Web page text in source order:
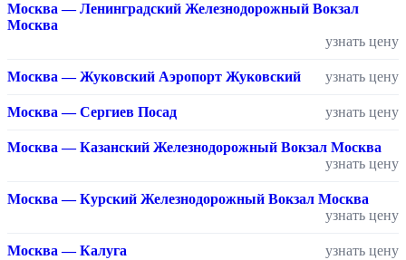
Москва — Ленинградский Железнодорожный Вокзал
Москва
узнать цену
Москва — Жуковский Аэропорт Жуковский узнать цену
Москва — Сергиев Посад узнать цену
Москва — Казанский Железнодорожный Вокзал Москва
узнать цену
Москва — Курский Железнодорожный Вокзал Москва
узнать цену
Москва — Калуга узнать цену